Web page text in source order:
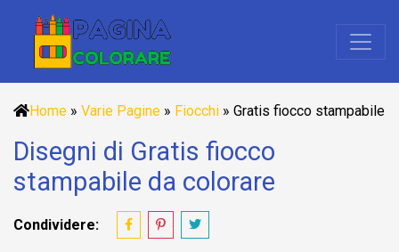
Home » Varie Pagine » Fiocchi » Gratis fiocco stampabile
Disegni di Gratis fiocco
stampabile da colorare
Condividere: